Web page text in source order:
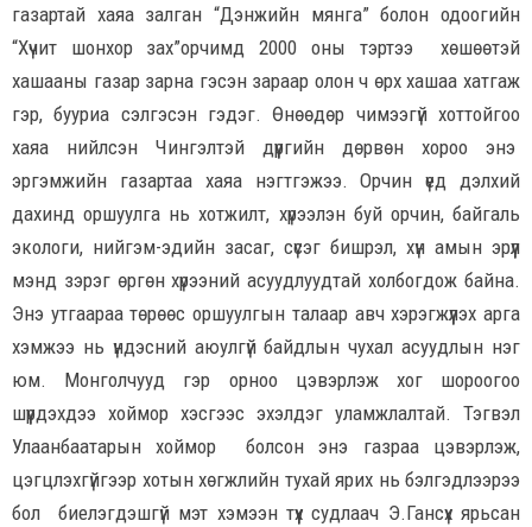
газартай хаяа залган “Дэнжийн мянга” болон одоогийн
“Хүчит шонхор зах”орчимд 2000 оны тэртээ хөшөөтэй
хашааны газар зарна гэсэн зараар олон ч өрх хашаа хатгаж
гэр, бууриа сэлгэсэн гэдэг. Өнөөдөр чимээгүй хоттойгоо
хаяа нийлсэн Чингэлтэй дүүргийн дөрвөн хороо энэ
эргэмжийн газартаа хаяа нэгтгэжээ. Орчин үед дэлхий
дахинд оршуулга нь хотжилт, хүрээлэн буй орчин, байгаль
экологи, нийгэм-эдийн засаг, сүсэг бишрэл, хүн амын эрүүл
мэнд зэрэг өргөн хүрээний асуудлуудтай холбогдож байна.
Энэ утгаараа төрөөс оршуулгын талаар авч хэрэгжүүлэх арга
хэмжээ нь үндэсний аюулгүй байдлын чухал асуудлын нэг
юм. Монголчууд гэр орноо цэвэрлэж хог шороогоо
шүүрдэхдээ хоймор хэсгээс эхэлдэг уламжлалтай. Тэгвэл
Улаанбаатарын хоймор болсон энэ газраа цэвэрлэж,
цэгцлэхгүйгээр хотын хөгжлийн тухай ярих нь бэлгэдлээрээ
бол биелэгдэшгүй мэт хэмээн түүх судлаач Э.Гансүх ярьсан